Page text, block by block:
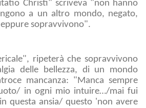
Christi" scriveva "non hanno
a un altro mondo, negato,
sopravvivono".
ripeterà che sopravvivono
delle bellezza, di un mondo
mancanza: "Manca sempre
in ogni mio intuire…/mai fui
questa ansia/ questo 'non avere